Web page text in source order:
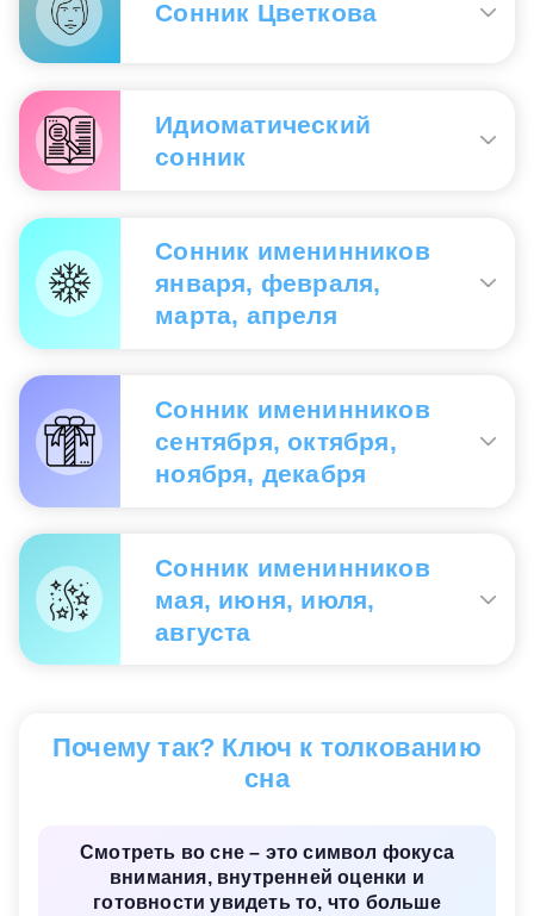
необходимость яснее обозначить свою позицию.
Сонник Цветкова
Смотреть сверху или из окна
претензии; ожидания.Идиоматический
сонник
«Смотреть сквозь пальцы»
Идиоматический сонник
Сонник именинников
января, февраля,
марта, апреля
Смотреть вдаль не отрываясь
утомительному занятию или бесполезному труду.
Сонник именинников
сентября, октября,
ноября, декабря
Вдаль смотреть
Сонник именинников
мая, июня, июля,
августа
Почему так? Ключ к толкованию
сна
Смотреть во сне – это символ фокуса
внимания, внутренней оценки и
готовности увидеть то, что больше